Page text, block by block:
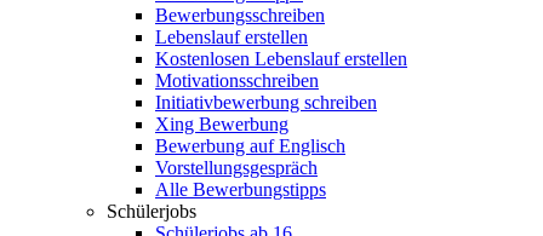
Bewerbungsschreiben
Lebenslauf erstellen
Kostenlosen Lebenslauf erstellen
Motivationsschreiben
Initiativbewerbung schreiben
Xing Bewerbung
Bewerbung auf Englisch
Vorstellungsgespräch
Alle Bewerbungstipps
Schülerjobs